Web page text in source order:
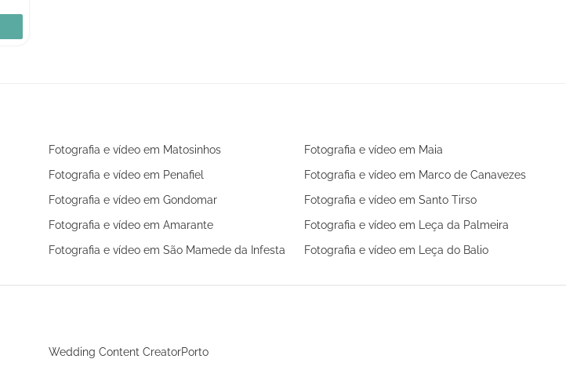
Fotografia e vídeo em Matosinhos
Fotografia e vídeo em Maia
Fotografia e vídeo em Penafiel
Fotografia e vídeo em Marco de Canavezes
Fotografia e vídeo em Gondomar
Fotografia e vídeo em Santo Tirso
Fotografia e vídeo em Amarante
Fotografia e vídeo em Leça da Palmeira
Fotografia e vídeo em São Mamede da Infesta Fotografia e vídeo em Leça do Balio
Wedding Content CreatorPorto